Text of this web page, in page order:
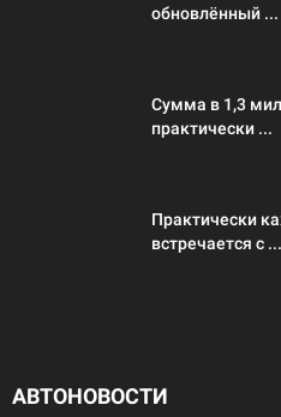
обновлённый ...
Сумма в 1,3
практически ...
Практически
встречается с ...
АВТОНОВОСТИ